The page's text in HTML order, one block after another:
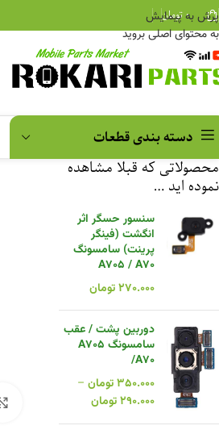
پرش به پیمایش
به محتوای اصلی بروید
۰تومان
دسته بندی قطعات
محصولاتی که قبلا مشاهده
نموده اید …
سنسور حسگر اثر
انگشت (فینگر
پرینت) سامسونگ
A705 / A70
۲۷۰.۰۰۰تومان
دوربین پشت / عقب
سامسونگ A705
/A70
۳۵۰.۰۰۰تومان –
۲۹۰.۰۰۰تومان